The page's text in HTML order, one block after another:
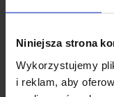
Niniejsza strona
Wykorzystujemy
i reklam, aby